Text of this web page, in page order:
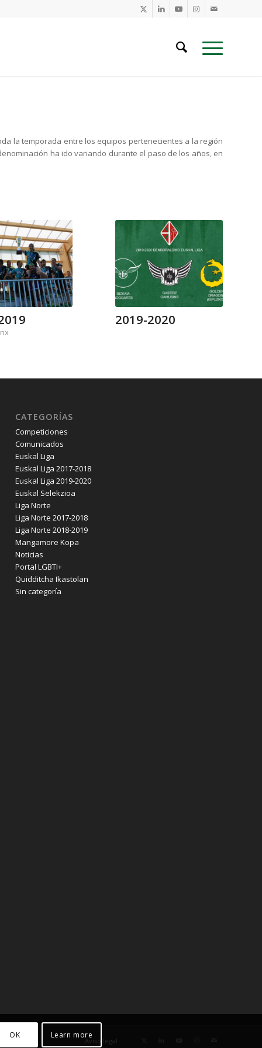
la temporada entre los equipos pertenecientes a la región
ha ido variando durante el paso de los años, en
2019-2020
CATEGORÍAS
Competiciones
Comunicados
Euskal Liga
Euskal Liga 2017-2018
Euskal Liga 2019-2020
Euskal Selekzioa
Liga Norte
Liga Norte 2017-2018
Liga Norte 2018-2019
Mangamore Kopa
Noticias
Portal LGBTI+
Quidditcha Ikastolan
Sin categoría
Aviso legal
OK Learn more